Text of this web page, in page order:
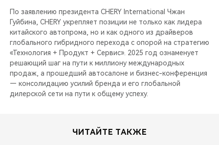
По заявлению президента CHERY International Чжан
Гуйбина, CHERY укрепляет позиции не только как лидера
китайского автопрома, но и как одного из драйверов
глобального гибридного перехода с опорой на стратегию
«Технология + Продукт + Сервис». 2025 год ознаменует
решающий шаг на пути к миллиону международных
продаж, а прошедший автосалоне и бизнес-конференция
— консолидацию усилий бренда и его глобальной
дилерской сети на пути к общему успеху.
ЧИТАЙТЕ ТАКЖЕ